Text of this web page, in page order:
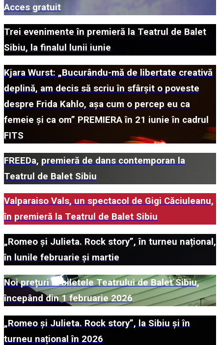
Acces gratuit
Trei evenimente în premieră la Teatrul de Balet
Sibiu, la finalul lunii iunie
Kjara Wurst: „Bucurându-mă de libertate creativă
deplină, am decis să scriu în sfârșit o poveste
despre Frida Kahlo, așa cum o percep eu ca
femeie și ca om” PREMIERA în 21 iunie în cadrul
FITS
FREEDa, premieră de dans contemporan la
Teatrul de Balet Sibiu
Valparaiso Vals, un spectacol de Gigi Căciuleanu,
în premieră la Teatrul de Balet Sibiu
„Romeo și Julieta. Rock story”, în turneu național,
în lunile februarie și martie
Noi prețuri la biletele Teatrului de Balet Sibiu,
începând din 1 februarie 2026
„Romeo și Julieta. Rock story”, la Sibiu și în
turneu național în 2026